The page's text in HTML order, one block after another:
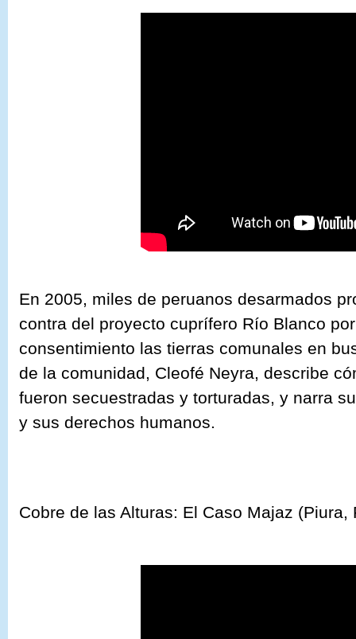
En 2005, miles de peruanos desarmados
contra del proyecto cuprífero Río Blanco
consentimiento las tierras comunales en
de la comunidad, Cleofé Neyra, describe
fueron secuestradas y torturadas, y narra
y sus derechos humanos.
Cobre de las Alturas: El Caso Majaz (Piura,